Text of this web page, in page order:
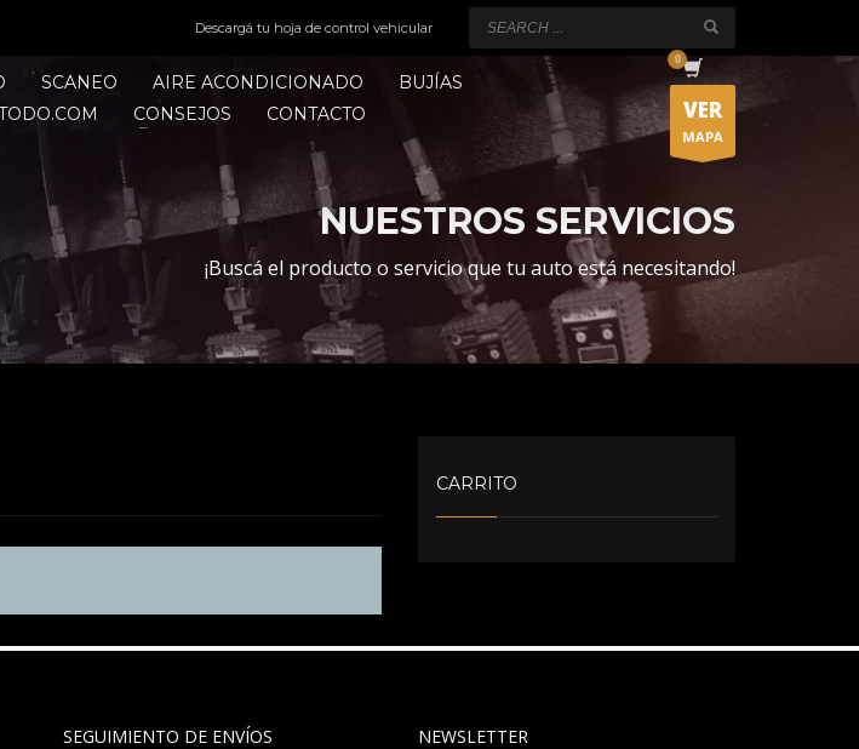
Descargá tu hoja de control vehicular
SCANEO AIRE ACONDICIONADO
BUJÍAS
CONSEJOS CONTACTO VER
MAPA
NUESTROS SERVICIOS
¡Buscá el producto o servicio que tu auto está necesitando!
CARRITO
SEGUIMIENTO DE ENVÍOS NEWSLETTER